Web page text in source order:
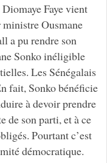
Faye vient
Ousmane
a pu rendre son
Sonko inéligible
Les Sénégalais
fait, Sonko bénéficie
à devoir prendre
de son parti, et à ce
Pourtant c’est
démocratique.